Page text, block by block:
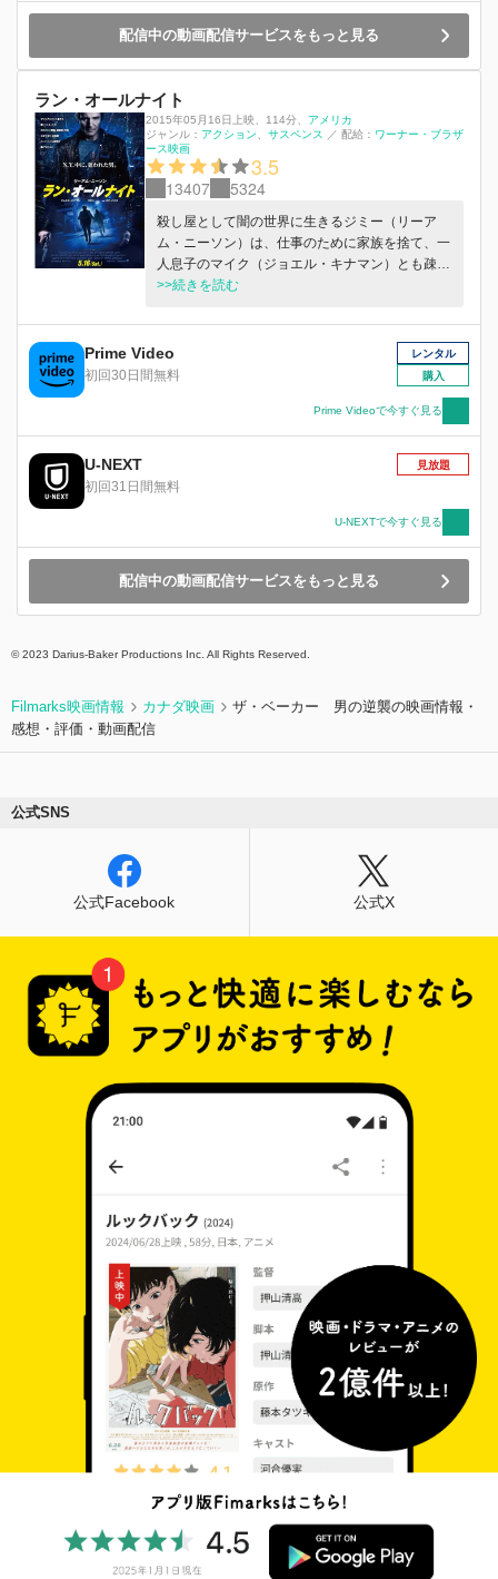
配信中の動画配信サービスをもっと見る
ラン・オールナイト
2015年05月16日上映 114分
アメリカ
ジャンル： アクション サスペンス ／ 配給： ワーナー・ブラザ
ース映画
3.5
13407 5324
殺し屋として闇の世界に生きるジミー（リーア
ム・ニーソン）は、仕事のために家族を捨て、一
人息子のマイク（ジョエル・キナマン）とも疎遠
になっていた。しかし、ある日、殺人現場を目撃
ニューヨークを牛耳るマフィアのボスの息子ダニ
ーを射殺してしまう。ボスのショーン（エド・ハ
リス）とは固い絆で結ばれた30年来の親友だった
が、息子を殺されたショーンは、嘆き、怒り、ジ
ミーに宣告する。「お前の息子を殺して、お前も
殺す」と。朝が来る前にジミーたちを葬ろうと、
ニューヨークは今、街中が敵となった。父と子の
>>続きを読む
Prime Video
初回30日間無料
レンタル
購入
Prime Videoで今すぐ見る
U-NEXT
初回31日間無料
見放題
U-NEXTで今すぐ見る
配信中の動画配信サービスをもっと見る
© 2023 Darius-Baker Productions Inc. All Rights Reserved.
Filmarks映画情報 カナダ映画
ザ・ベーカー 男の逆襲の映画情報・
感想・評価・動画配信
公式SNS
公式Facebook 公式X